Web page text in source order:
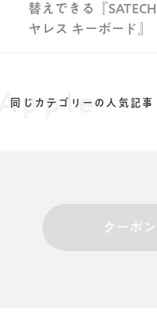
替えできる『
ヤレス キーボード』
同じカテゴリーの人気記事
クーポ